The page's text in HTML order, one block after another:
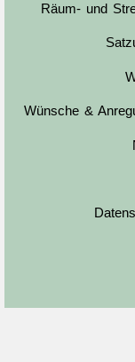
Räum- und
Wünsche &